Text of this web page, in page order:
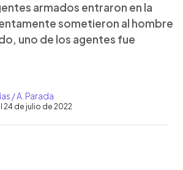
armados entraron en la
sometieron al hombre
uno de los agentes fue
/ A. Parada
24 de julio de 2022